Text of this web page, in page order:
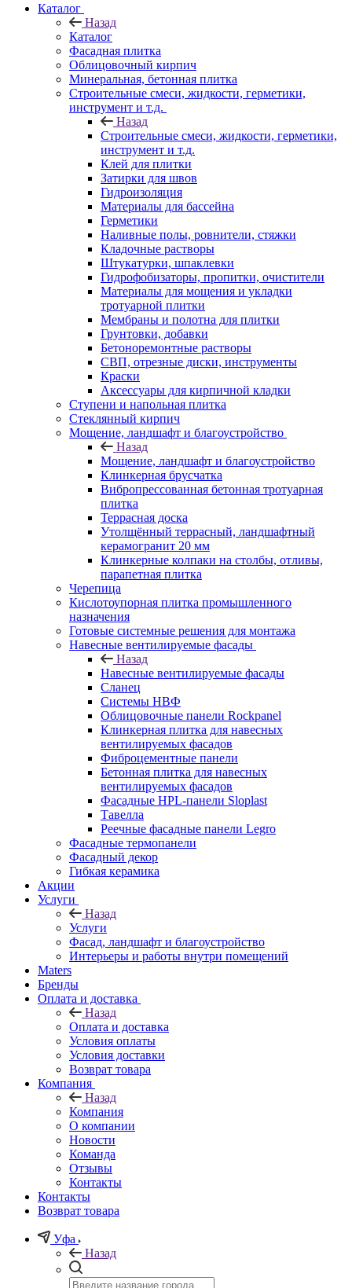
Каталог
Назад
Каталог
Фасадная плитка
Облицовочный кирпич
Минеральная, бетонная плитка
Строительные смеси, жидкости, герметики,
инструмент и т.д.
Назад
Строительные смеси, жидкости, герметики,
инструмент и т.д.
Клей для плитки
Затирки для швов
Гидроизоляция
Материалы для бассейна
Герметики
Наливные полы, ровнители, стяжки
Кладочные растворы
Штукатурки, шпаклевки
Гидрофобизаторы, пропитки, очистители
Материалы для мощения и укладки
тротуарной плитки
Мембраны и полотна для плитки
Грунтовки, добавки
Бетоноремонтные растворы
СВП, отрезные диски, инструменты
Краски
Аксессуары для кирпичной кладки
Ступени и напольная плитка
Cтеклянный кирпич
Мощение, ландшафт и благоустройство
Назад
Мощение, ландшафт и благоустройство
Клинкерная брусчатка
Вибропрессованная бетонная тротуарная
плитка
Террасная доска
Утолщённый террасный, ландшафтный
керамогранит 20 мм
Клинкерные колпаки на столбы, отливы,
парапетная плитка
Черепица
Кислотоупорная плитка промышленного
назначения
Готовые системные решения для монтажа
Навесные вентилируемые фасады
Назад
Навесные вентилируемые фасады
Сланец
Системы НВФ
Облицовочные панели Rockpanel
Клинкерная плитка для навесных
вентилируемых фасадов
Фиброцементные панели
Бетонная плитка для навесных
вентилируемых фасадов
Фасадные HPL-панели Sloplast
Тавелла
Реечные фасадные панели Legro
Фасадные термопанели
Фасадный декор
Гибкая керамика
Акции
Услуги
Назад
Услуги
Фасад, ландшафт и благоустройство
Интерьеры и работы внутри помещений
Maters
Бренды
Оплата и доставка
Назад
Оплата и доставка
Условия оплаты
Условия доставки
Возврат товара
Компания
Назад
Компания
О компании
Новости
Команда
Отзывы
Контакты
Контакты
Возврат товара
Уфа
Назад